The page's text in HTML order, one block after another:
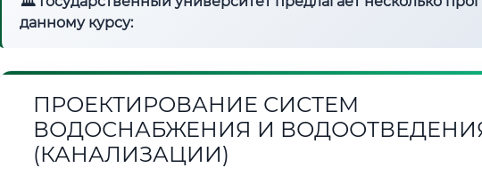
данному курсу:
ПРОЕКТИРОВАНИЕ СИСТЕМ
ВОДОСНАБЖЕНИЯ И
(КАНАЛИЗАЦИИ)